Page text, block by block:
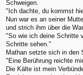
Schweigen.
"Ich dachte, du kommst
Nun war es an seiner
und strich ihm über die
"So wie ich deine Schritte
Schritte sehen."
Mathan setzte sich in den
"Eine Berührung reichte
Die Kälte ist mein